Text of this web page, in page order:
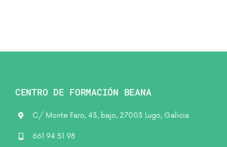
CENTRO DE FORMACIÓN BEANA
C/ Monte Faro, 43, bajo, 27003 Lugo, Galicia
661 94 51 98